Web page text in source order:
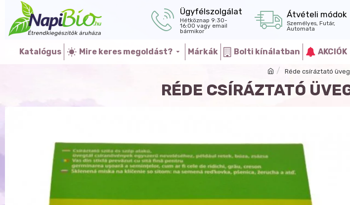
Ügyfélszolgálat
Hétköznap 9:30-
16:00 vagy email
bármikor
Átvételi módok
Személyes, Futár,
Automata
Katalógus Mire keres megoldást? Márkák Bolti kínálatban AKCIÓK
Réde csíráztató
RÉDE CSÍRÁZTATÓ